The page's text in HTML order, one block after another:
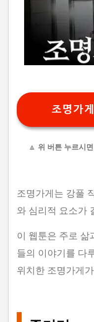
조명가
🔼 위 버튼 누르시
조명가게는 강풀
와 심리적 요소가
이 웹툰은 주로 삶
들의 이야기를 다
위치한 조명가게